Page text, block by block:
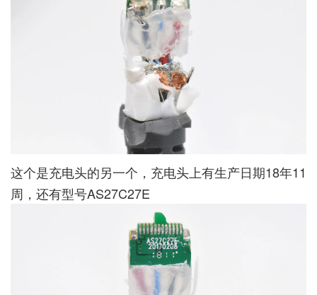
这个是充电头的另一个，充电头上有生产日期18年11
周，还有型号AS27C27E